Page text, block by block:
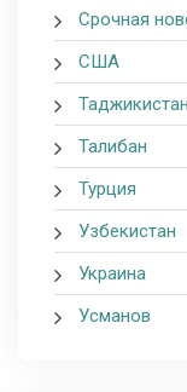
Срочная
США
Таджикистан
Талибан
Турция
Узбекистан
Украина
Усманов